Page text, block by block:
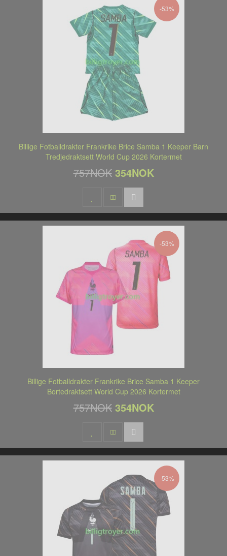
-53%
Billige Fotballdrakter Frankrike Brice Samba 1 Keeper Barn
Tredjedraktsett World Cup 2026 Kortermet
757NOK 354NOK
-53%
Billige Fotballdrakter Frankrike Brice Samba 1 Keeper
Bortedraktsett World Cup 2026 Kortermet
757NOK 354NOK
-53%